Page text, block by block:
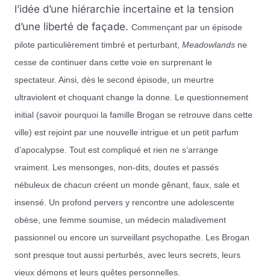
l’idée d’une hiérarchie incertaine et la tension
d’une liberté de façade. Commençant par un épisode
pilote particulièrement timbré et perturbant, Meadowlands ne
cesse de continuer dans cette voie en surprenant le
spectateur. Ainsi, dès le second épisode, un meurtre
ultraviolent et choquant change la donne. Le questionnement
initial (savoir pourquoi la famille Brogan se retrouve dans cette
ville) est rejoint par une nouvelle intrigue et un petit parfum
d’apocalypse. Tout est compliqué et rien ne s’arrange
vraiment. Les mensonges, non-dits, doutes et passés
nébuleux de chacun créent un monde gênant, faux, sale et
insensé. Un profond pervers y rencontre une adolescente
obèse, une femme soumise, un médecin maladivement
passionnel ou encore un surveillant psychopathe. Les Brogan
sont presque tout aussi perturbés, avec leurs secrets, leurs
vieux démons et leurs quêtes personnelles.